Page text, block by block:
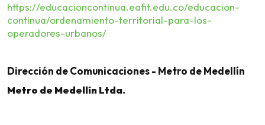
https://educacioncontinua.eafit.edu.co/educacion-
continua/ordenamiento-territorial-para-los-
operadores-urbanos/
Dirección de Comunicaciones - Metro de Medellín
Metro de Medellín Ltda.